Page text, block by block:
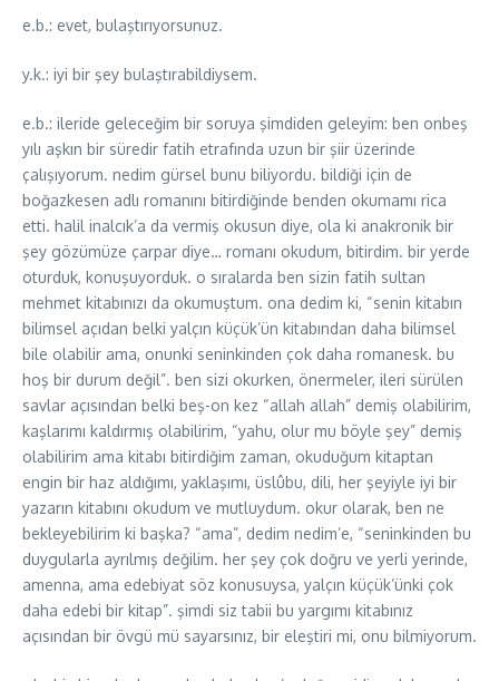
e.b.: evet, bulaştırıyorsunuz.
y.k.: iyi bir şey bulaştırabildiysem.
e.b.: ileride geleceğim bir soruya şimdiden geleyim: ben onbeş
yılı aşkın bir süredir fatih etrafında uzun bir şiir üzerinde
çalışıyorum. nedim gürsel bunu biliyordu. bildiği için de
boğazkesen adlı romanını bitirdiğinde benden okumamı rica
etti. halil inalcık’a da vermiş okusun diye, ola ki anakronik bir
şey gözümüze çarpar diye… romanı okudum, bitirdim. bir yerde
oturduk, konuşuyorduk. o sıralarda ben sizin fatih sultan
mehmet kitabınızı da okumuştum. ona dedim ki, “senin kitabın
bilimsel açıdan belki yalçın küçük’ün kitabından daha bilimsel
bile olabilir ama, onunki seninkinden çok daha romanesk. bu
hoş bir durum değil”. ben sizi okurken, önermeler, ileri sürülen
savlar açısından belki beş-on kez “allah allah” demiş olabilirim,
kaşlarımı kaldırmış olabilirim, “yahu, olur mu böyle şey” demiş
olabilirim ama kitabı bitirdiğim zaman, okuduğum kitaptan
engin bir haz aldığımı, yaklaşımı, üslûbu, dili, her şeyiyle iyi bir
yazarın kitabını okudum ve mutluydum. okur olarak, ben ne
bekleyebilirim ki başka? “ama”, dedim nedim’e, “seninkinden bu
duygularla ayrılmış değilim. her şey çok doğru ve yerli yerinde,
amenna, ama edebiyat söz konusuysa, yalçın küçük’ünki çok
daha edebi bir kitap”. şimdi siz tabii bu yargımı kitabınız
açısından bir övgü mü sayarsınız, bir eleştiri mi, onu bilmiyorum.